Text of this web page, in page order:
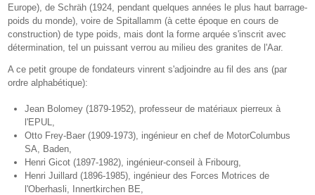
Europe), de Schräh (1924, pendant quelques années le plus haut barrage-
poids du monde), voire de Spitallamm (à cette époque en cours de
construction) de type poids, mais dont la forme arquée s'inscrit avec
détermination, tel un puissant verrou au milieu des granites de l'Aar.
A ce petit groupe de fondateurs vinrent s'adjoindre au fil des ans (par
ordre alphabétique):
Jean Bolomey (1879-1952), professeur de matériaux pierreux à
l'EPUL,
Otto Frey-Baer (1909-1973), ingénieur en chef de MotorColumbus
SA, Baden,
Henri Gicot (1897-1982), ingénieur-conseil à Fribourg,
Henri Juillard (1896-1985), ingénieur des Forces Motrices de
l'Oberhasli, Innertkirchen BE,